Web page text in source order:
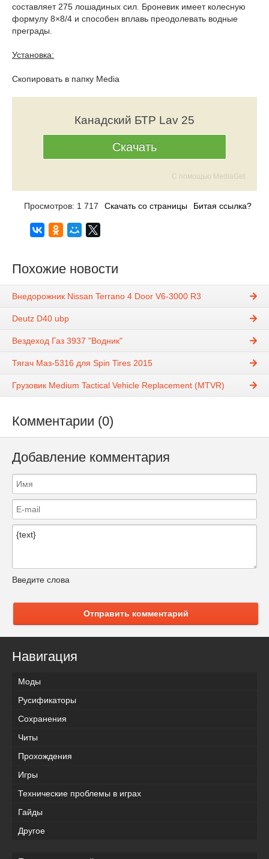
составляет 275 лошадиных сил. Броневик имеет колесную
формулу 8×8/4 и способен вплавь преодолевать водные
преграды.
Установка:
Скопировать в папку Media
Канадский БТР Lav 25
Скачать
С помощью MediaGet
Просмотров: 1 717 Скачать со страницы Битая ссылка?
Похожие новости
Внедорожник Nissan Terrano 4 Door V6-3000 R3
Deutz D40 ubp
Вездеход Газ 3937 "Водник"
Тягач Маз-5316 для Spin Tires 2015
Грузовик Medium Tactical Vehicle Replacement (MTVR)
Комментарии (0)
Добавление комментария
Введите слова
Отправить комментарий
Навигация
Моды
Русификаторы
Сохранения
Читы
Прохождения
Игры
Технические проблемы в играх
Гайды
Другое